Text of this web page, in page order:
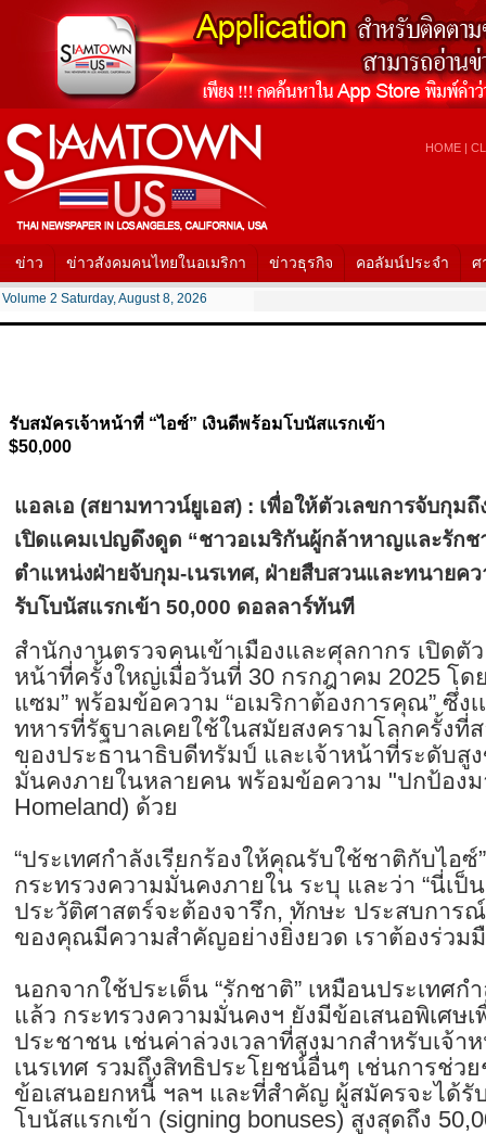
HOME |
ข่าว ข่าวสังคมคนไทยในอเมริกา ข่าวธุรกิจ คอลัมน์ประจำ ศ
Volume 2 Saturday, August 8, 2026
รับสมัครเจ้าหน้าที่ “ไอซ์” เงินดีพร้อมโบนัสแรกเข้า
$50,000
แอลเอ (สยามทาวน์ยูเอส) : เพื่อให้ตัวเลขการจับกุม
เปิดแคมเปญดึงดูด “ชาวอเมริกันผู้กล้าหาญและรักช
ตำแหน่งฝ่ายจับกุม-เนรเทศ, ฝ่ายสืบสวนและทนายค
รับโบนัสแรกเข้า 50,000 ดอลลาร์ทันที
สำนักงานตรวจคนเข้าเมืองและศุลกากร เปิดตั
หน้าที่ครั้งใหญ่เมื่อวันที่ 30 กรกฎาคม 2025 โด
แซม” พร้อมข้อความ “อเมริกาต้องการคุณ” ซึ่ง
ทหารที่รัฐบาลเคยใช้ในสมัยสงครามโลกครั้งที่
ของประธานาธิบดีทรัมป์ และเจ้าหน้าที่ระดับสู
มั่นคงภายในหลายคน พร้อมข้อความ "ปกป้องม
Homeland) ด้วย
“ประเทศกำลังเรียกร้องให้คุณรับใช้ชาติกับไอ
กระทรวงความมั่นคงภายใน ระบุ และว่า “นี่เป็
ประวัติศาสตร์จะต้องจารึก, ทักษะ ประสบการ
ของคุณมีความสำคัญอย่างยิ่งยวด เราต้องร่วม
นอกจากใช้ประเด็น “รักชาติ” เหมือนประเทศก
แล้ว กระทรวงความมั่นคงฯ ยังมีข้อเสนอพิเศษ
ประชาชน เช่นค่าล่วงเวลาที่สูงมากสำหรับเจ้า
เนรเทศ รวมถึงสิทธิประโยชน์อื่นๆ เช่นการช่ว
ข้อเสนอยกหนี้ ฯลฯ และที่สำคัญ ผู้สมัครจะได้
โบนัสแรกเข้า (signing bonuses) สูงสุดถึง